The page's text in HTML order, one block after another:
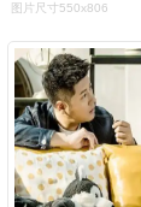
图片尺寸550x806